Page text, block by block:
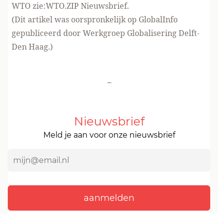
WTO zie:WTO.ZIP Nieuwsbrief.
(Dit artikel was oorspronkelijk op GlobalInfo
gepubliceerd door Werkgroep Globalisering Delft-
Den Haag.)
-
Nieuwsbrief
Meld je aan voor onze nieuwsbrief